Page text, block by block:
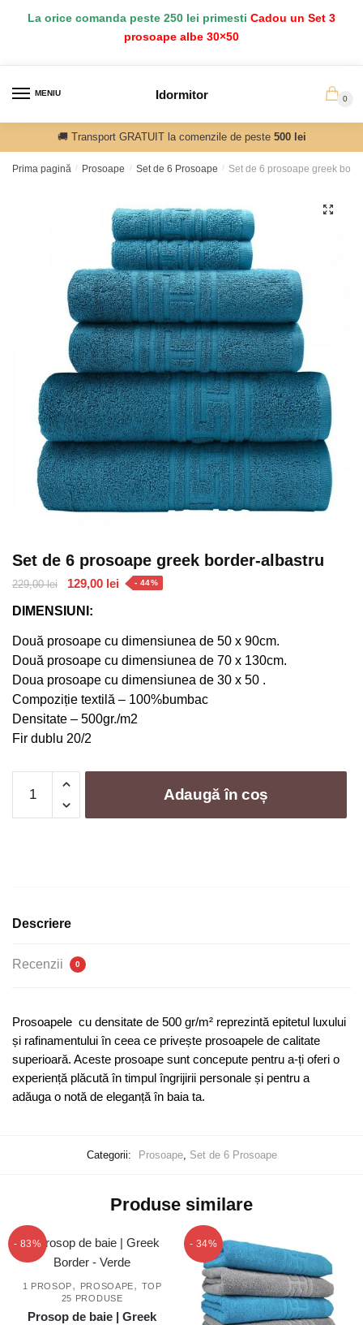
La orice comanda peste 250 lei primesti Cadou un Set 3
prosoape albe 30×50
MENIU Idormitor 0
🚚 Transport GRATUIT la comenzile de peste 500 lei
Prima pagină / Prosoape / Set de 6 Prosoape / Set de 6 prosoape greek
🔍
Set de 6 prosoape greek border-albastru
229,00lei
Prețul
a
fost:
229,00 lei.
129,00 lei Prețul
129,00 lei.
- 44%
DIMENSIUNI:
Două prosoape cu dimensiunea de 50 x 90cm.
Două prosoape cu dimensiunea de 70 x 130cm.
Doua prosoape cu dimensiunea de 30 x 50 .
Compoziție textilă – 100%bumbac
Densitate – 500gr./m2
Fir dublu 20/2
de
albastru
Adaugă în coș
Descriere
Recenzii 0
Prosoapele cu densitate de 500 gr/m² reprezintă epitetul luxului
și rafinamentului în ceea ce privește prosoapele de calitate
superioară. Aceste prosoape sunt concepute pentru a-ți oferi o
experiență plăcută în timpul îngrijirii personale și pentru a
adăuga o notă de eleganță în baia ta.
Categorii: Prosoape, Set de 6 Prosoape
Produse similare
- 83%
1 PROSOP, PROSOAPE, TOP
25 PRODUSE
Prosop de baie | Greek
- 34%